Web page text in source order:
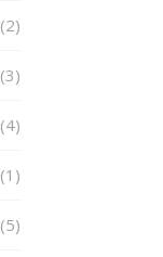
(2)
(3)
(4)
(1)
(5)